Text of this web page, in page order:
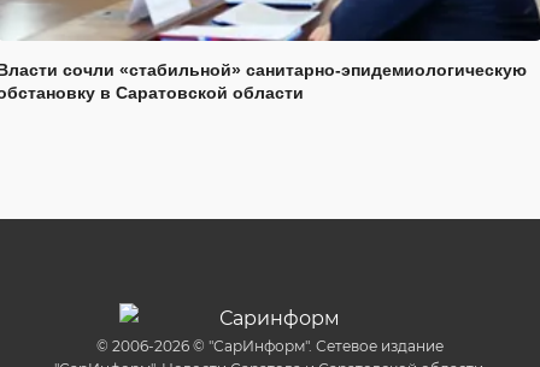
сочли «стабильной» санитарно-эпидемиологическую
в Саратовской области
© 2006-2026 © "СарИнформ". Сетевое издание